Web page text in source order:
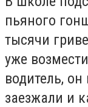
пьяного
тысячи
уже
водитель,
заезжали и